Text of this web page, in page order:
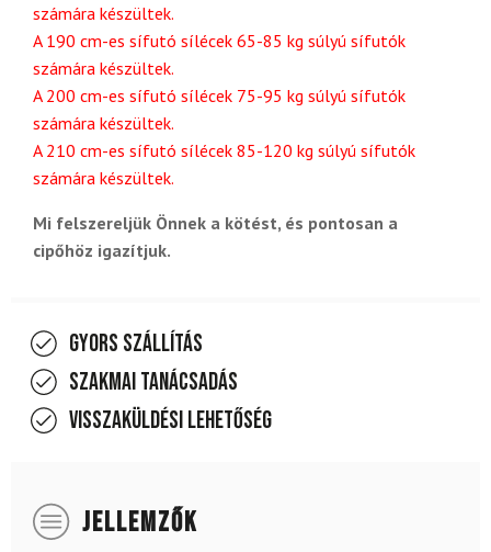
számára készültek.
A 190 cm-es sífutó sílécek 65-85 kg súlyú sífutók
számára készültek.
A 200 cm-es sífutó sílécek 75-95 kg súlyú sífutók
számára készültek.
A 210 cm-es sífutó sílécek 85-120 kg súlyú sífutók
számára készültek.
Mi felszereljük Önnek a kötést, és pontosan a
cipőhöz igazítjuk.
Gyors szállítás
Szakmai tanácsadás
Visszaküldési lehetőség
JELLEMZŐK